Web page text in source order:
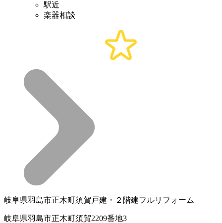
駅近
楽器相談
岐阜県羽島市正木町須賀戸建・２階建フルリフォーム
岐阜県羽島市正木町須賀2209番地3